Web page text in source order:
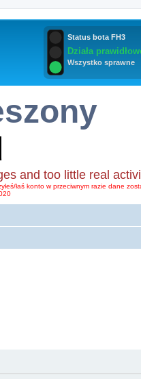
and too little real
łaś konto w przeciwnym razie dane